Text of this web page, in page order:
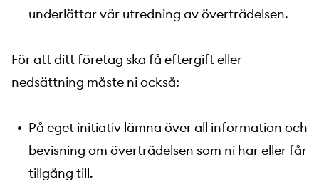
underlättar vår utredning av överträdelsen.
För att ditt företag ska få eftergift eller
nedsättning måste ni också:
På eget initiativ lämna över all information och
bevisning om överträdelsen som ni har eller får
tillgång till.